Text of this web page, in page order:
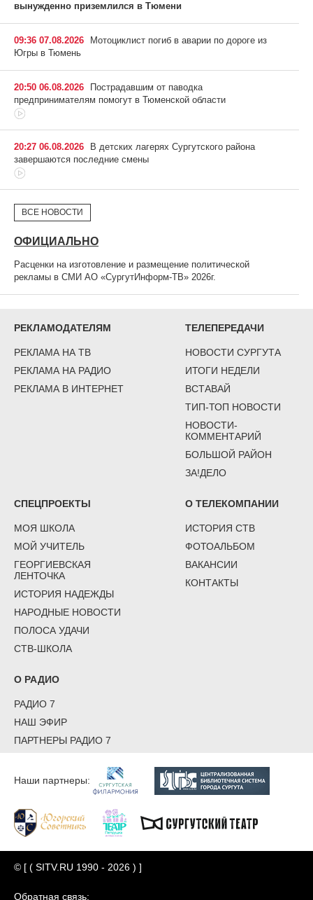
вынужденно приземлился в Тюмени
09:36 07.08.2026
Мотоциклист погиб в аварии по дороге из
Югры в Тюмень
20:50 06.08.2026
Пострадавшим от паводка
предпринимателям помогут в Тюменской области
20:27 06.08.2026
В детских лагерях Сургутского района
завершаются последние смены
ВСЕ НОВОСТИ
ОФИЦИАЛЬНО
Расценки на изготовление и размещение политической
рекламы в СМИ АО «СургутИнформ-ТВ» 2026г.
РЕКЛАМОДАТЕЛЯМ
РЕКЛАМА НА ТВ
РЕКЛАМА НА РАДИО
РЕКЛАМА В ИНТЕРНЕТ
ТЕЛЕПЕРЕДАЧИ
НОВОСТИ СУРГУТА
ИТОГИ НЕДЕЛИ
ВСТАВАЙ
ТИП-ТОП НОВОСТИ
НОВОСТИ-
КОММЕНТАРИЙ
БОЛЬШОЙ РАЙОН
ЗА!ДЕЛО
СПЕЦПРОЕКТЫ
МОЯ ШКОЛА
МОЙ УЧИТЕЛЬ
ГЕОРГИЕВСКАЯ
ЛЕНТОЧКА
ИСТОРИЯ НАДЕЖДЫ
НАРОДНЫЕ НОВОСТИ
ПОЛОСА УДАЧИ
СТВ-ШКОЛА
О ТЕЛЕКОМПАНИИ
ИСТОРИЯ СТВ
ФОТОАЛЬБОМ
ВАКАНСИИ
КОНТАКТЫ
О РАДИО
РАДИО 7
НАШ ЭФИР
ПАРТНЕРЫ РАДИО 7
Наши партнеры:
© [ ( SITV.RU 1990 - 2026 ) ]
Обратная связь: